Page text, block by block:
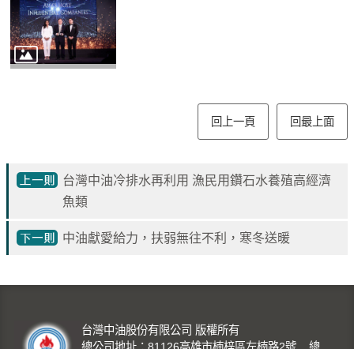
見
問
題
政
站
宣
回上一頁 回最上面
台灣中油冷排水再利用 漁民用鑽石水養殖高經濟
魚類
中油獻愛給力，扶弱無往不利，寒冬送暖
台灣中油股份有限公司 版權所有